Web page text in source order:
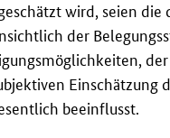
wird, seien
der
Einschätzung
beeinflusst.